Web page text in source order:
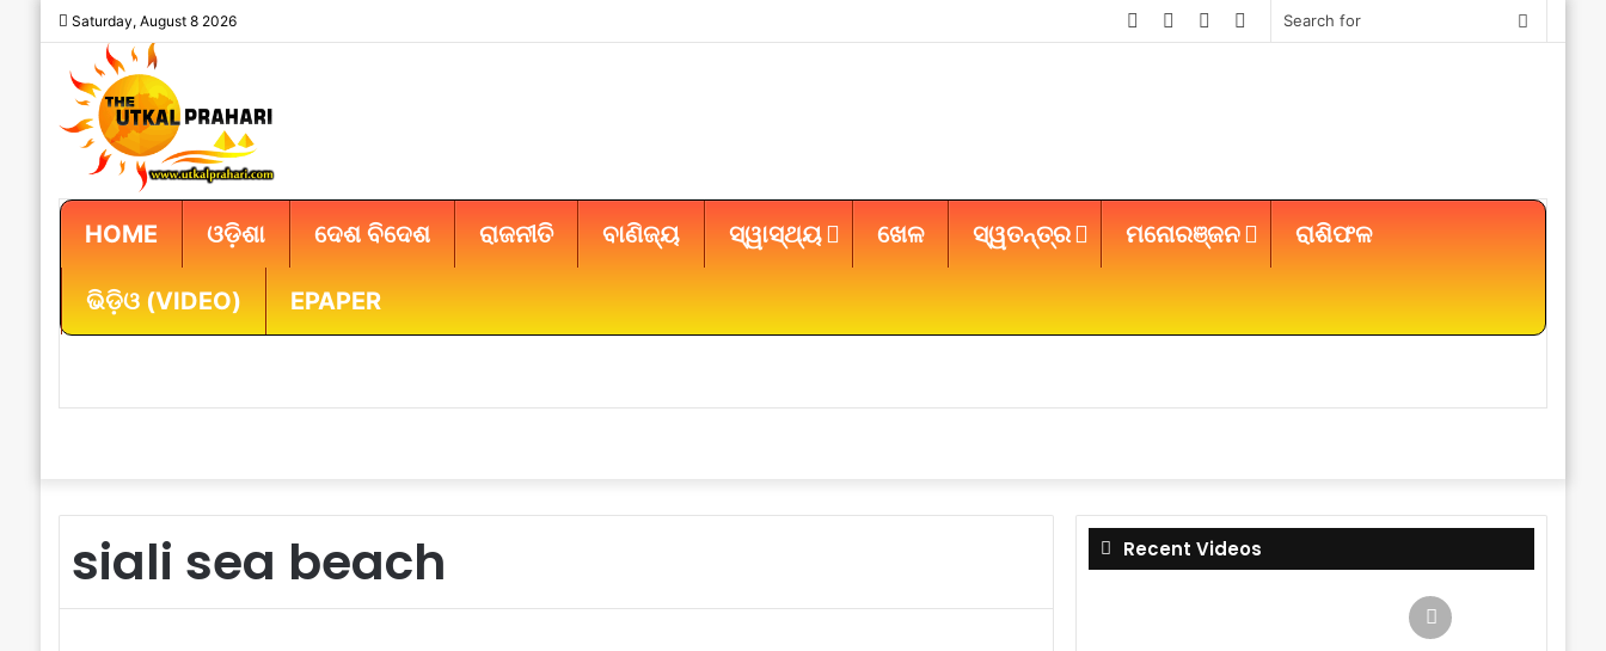
Saturday, August 8 2026
Search
Instagram
YouTube
Twitter
Facebook
HOME ଓଡ଼ିଶା ଦେଶ ବିଦେଶ ରାଜନୀତି ବାଣିଜ୍ୟ ସ୍ୱାସ୍ଥ୍ୟ ଖେଳ ସ୍ୱତନ୍ତ୍ର ମନୋରଞ୍ଜନ ରାଶିଫଳ
ଭିଡ଼ିଓ (VIDEO) EPAPER
siali sea beach Recent Videos